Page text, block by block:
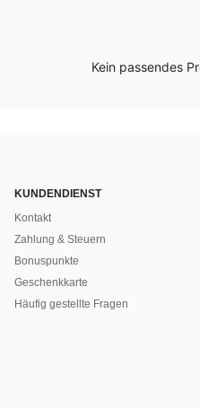
Kein passendes
KUNDENDIENST
Kontakt
Zahlung & Steuern
Bonuspunkte
Geschenkkarte
Häufig gestellte Fragen